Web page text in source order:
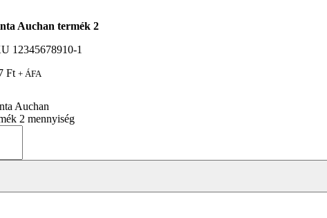
Auchan termék 2
12345678910-1
Ft + ÁFA
Auchan
2 mennyiség